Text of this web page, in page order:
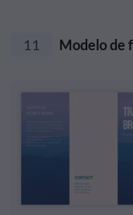
11 Modelo de